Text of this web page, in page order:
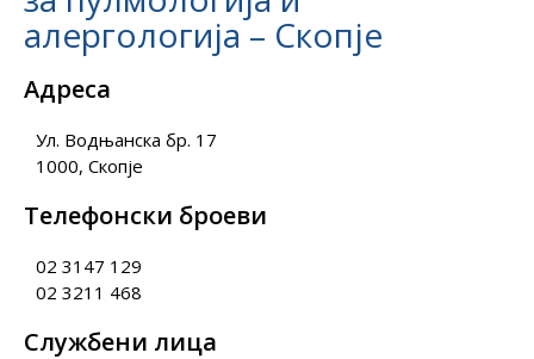
алергологија – Скопје
Адреса
Ул. Водњанска бр. 17
1000, Скопје
Телефонски броеви
02 3147 129
02 3211 468
Службени лица